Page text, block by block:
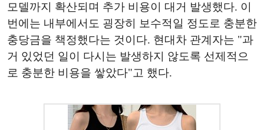
모델까지 확산되며 추가 비용이 대거 발생했다. 이
번에는 내부에서도 굉장히 보수적일 정도로 충분한
충당금을 책정했다는 것이다. 현대차 관계자는 "과
거 있었던 일이 다시는 발생하지 않도록 선제적으
로 충분한 비용을 쌓았다"고 했다.